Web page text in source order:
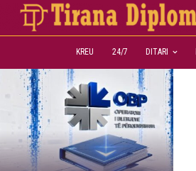
KREU 24/7 DITARI